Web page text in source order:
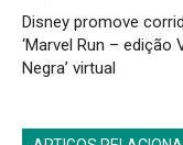
Disney promove
‘Marvel Run – edição
Negra’ virtual